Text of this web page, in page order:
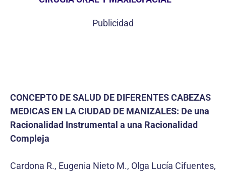
Publicidad
CONCEPTO DE SALUD DE DIFERENTES CABEZAS
MEDICAS EN LA CIUDAD DE MANIZALES: De una
Racionalidad Instrumental a una Racionalidad
Compleja
Cardona R., Eugenia Nieto M., Olga Lucía Cifuentes,